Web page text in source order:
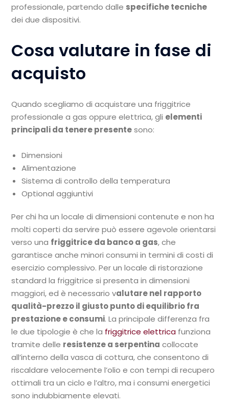
professionale, partendo dalle specifiche tecniche
dei due dispositivi.
Cosa valutare in fase di
acquisto
Quando scegliamo di acquistare una friggitrice
professionale a gas oppure elettrica, gli elementi
principali da tenere presentesono:
Dimensioni
Alimentazione
Sistema di controllo della temperatura
Optional aggiuntivi
Per chi ha un locale di dimensioni contenute e non ha
molti coperti da servire può essere agevole orientarsi
verso una friggitrice da banco a gas, che
garantisce anche minori consumi in termini di costi di
esercizio complessivo. Per un locale di ristorazione
standard la friggitrice si presenta in dimensioni
maggiori, ed è necessario valutare nel rapporto
qualità-prezzo il giusto punto di equilibrio fra
prestazione e consumi. La principale differenza fra
le due tipologie è che la friggitrice elettrica funziona
tramite delle resistenze a serpentina collocate
all’interno della vasca di cottura, che consentono di
riscaldare velocemente l’olio e con tempi di recupero
ottimali tra un ciclo e l’altro, ma i consumi energetici
sono indubbiamente elevati.